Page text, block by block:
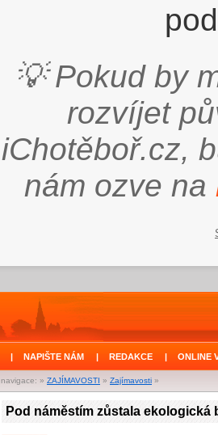
💡 Pokud by
rozvíjet
iChotěboř.cz,
nám ozve na
| NAPIŠTE NÁM | REDAKCE | ONLINE
navigace: » ZAJÍMAVOSTI » Zajímavosti »
Pod náměstím zůstala ekologická